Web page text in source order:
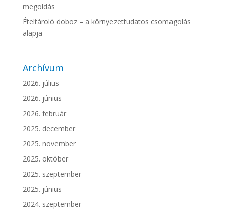
megoldás
Ételtároló doboz – a környezettudatos csomagolás
alapja
Archívum
2026. július
2026. június
2026. február
2025. december
2025. november
2025. október
2025. szeptember
2025. június
2024. szeptember